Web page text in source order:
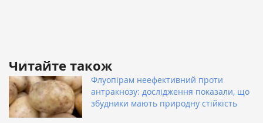
Читайте також
Флуопірам неефективний проти
антракнозу: дослідження показали, що
збудники мають природну стійкість